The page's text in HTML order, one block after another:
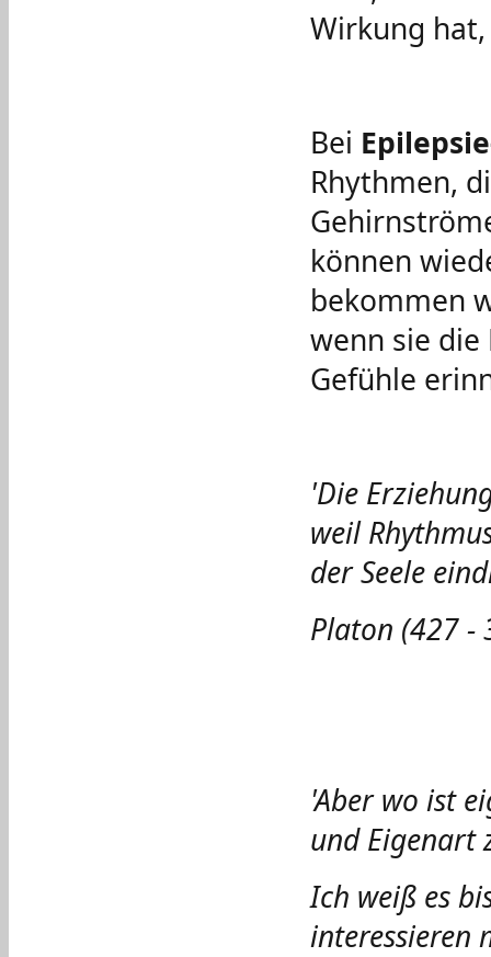
Wirkung
Bei
Rhythmen,
können
bekommen
wenn sie
Gefühle
'Die
weil
der Seele
Platon (427 -
'Aber wo ist
und Eigenart
Ich weiß es
interessieren